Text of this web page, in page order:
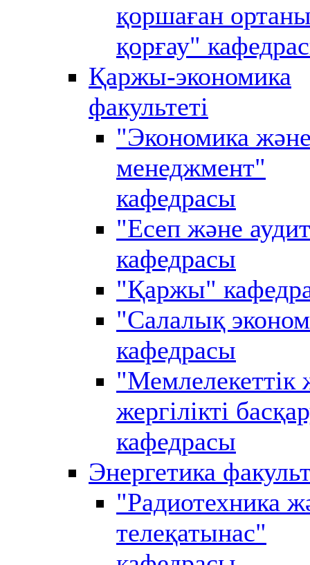
қоршаған
қорғау"
Қаржы-экономика
факультеті
"Экономика
менеджмент"
кафедрасы
"Есеп және
кафедрасы
"Қаржы"
"Салалық
кафедрасы
"Мемлелекеттік
жергілікті
кафедрасы
Энергетика
"Радиотехника
телеқатынас"